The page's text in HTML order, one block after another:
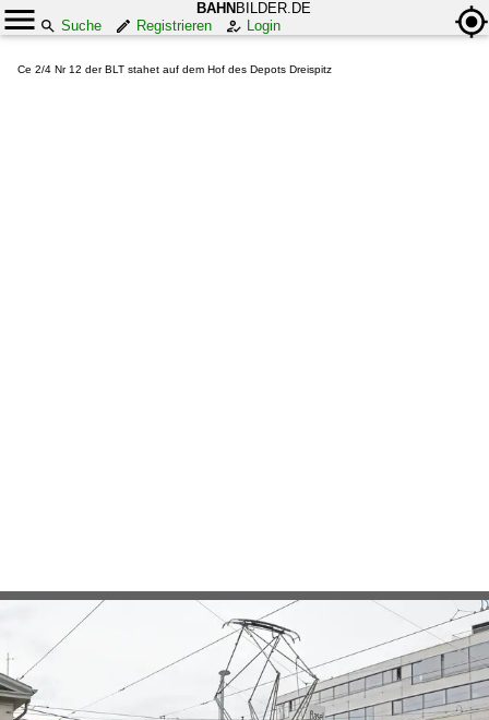
BAHN BILDER.DE
Suche
Registrieren Login
Ce 2/4 Nr 12 der BLT stahet auf dem Hof des Depots Dreispitz